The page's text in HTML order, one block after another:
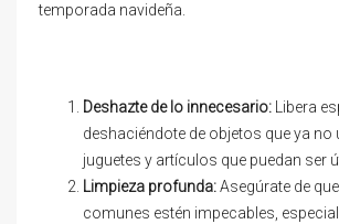
temporada navideña.
Deshazte de lo innecesario: Libera
deshaciéndote de objetos que ya no
juguetes y artículos que puedan ser
Limpieza profunda:Asegúrate de
comunes estén impecables,